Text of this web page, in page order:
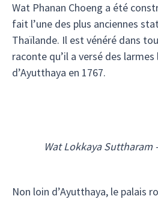
Wat Phanan Choeng a été
fait l’une des plus anciennes
Thaïlande. Il est vénéré dans
raconte qu’il a versé des larmes
d’Ayutthaya en 1767.
Wat Lokkaya Suttharam
Non loin d’Ayutthaya, le palais